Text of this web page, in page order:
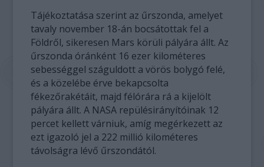
Tájékoztatása szerint az űrszonda, amelyet
tavaly november 18-án bocsátottak fel a
Földről, sikeresen Mars körüli pályára állt. Az
űrszonda óránként 16 ezer kilométeres
sebességgel száguldott a vörös bolygó felé,
és a közelébe érve bekapcsolta
fékezőrakétáit, majd félórára rá a kijelölt
pályára állt. A NASA repülésirányítóinak 12
percet kellett várniuk, amíg megérkezett az
ezt igazoló jel a 222 millió kilométeres
távolságra lévő űrszondától.